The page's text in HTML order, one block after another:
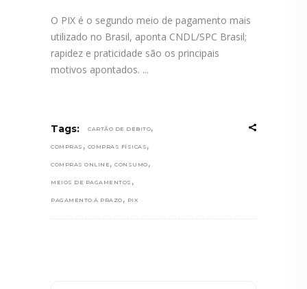
O PIX é o segundo meio de pagamento mais
utilizado no Brasil, aponta CNDL/SPC Brasil;
rapidez e praticidade são os principais
motivos apontados.
Tags: CARTÃO DE DÉBITO,
COMPRAS , COMPRAS FÍSICAS ,
COMPRAS ONLINE , CONSUMO ,
MEIOS DE PAGAMENTOS ,
PAGAMENTO À PRAZO , PIX